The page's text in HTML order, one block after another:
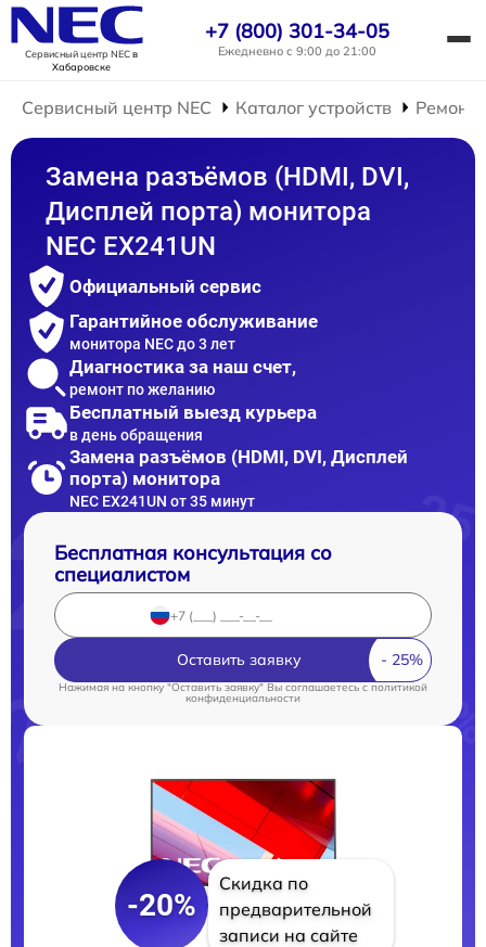
Сервисный центр NECв
Хабаровске
+7 (800) 301-34-05
Ежедневно с 9:00 до 21:00
Сервисный центр NEC Каталог устройств Ремонт
Замена разъёмов (HDMI, DVI,
Дисплей порта) монитора
NEC EX241UN
Официальный сервис
Гарантийное обслуживание
монитора NEC до 3 лет
Диагностика за наш счет,
ремонт по желанию
Бесплатный выезд курьера
в день обращения
Замена разъёмов (HDMI, DVI, Дисплей
порта) монитора
NEC EX241UN от 35 минут
Бесплатная консультация со
специалистом
Оставить заявку
Нажимая на кнопку "Оставить заявку" Вы соглашаетесь cполитикой
конфиденциальности
-20%
Скидка по
предварительной
записи на сайте